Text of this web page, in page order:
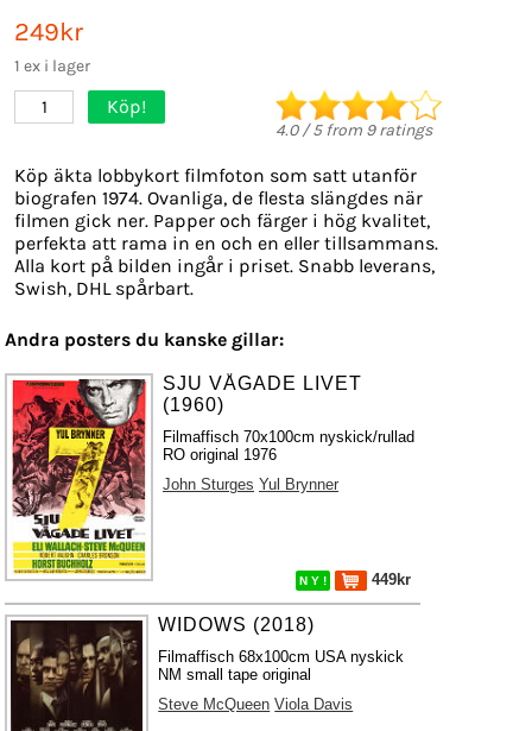
249kr
1 ex i lager
1 Köp!
4.0/5from 9ratings
Köp äkta lobbykort filmfoton som satt utanför
biografen 1974. Ovanliga, de flesta slängdes när
filmen gick ner. Papper och färger i hög kvalitet,
perfekta att rama in en och en eller tillsammans.
Alla kort på bilden ingår i priset. Snabb leverans,
Swish, DHL spårbart.
Andra posters du kanske gillar:
SJU VÅGADE LIVET
(1960)
Filmaffisch 70x100cm nyskick/rullad
RO original 1976
John Sturges Yul Brynner
N Y ! 449kr
WIDOWS (2018)
Filmaffisch 68x100cm USA nyskick
NM small tape original
Steve McQueen Viola Davis